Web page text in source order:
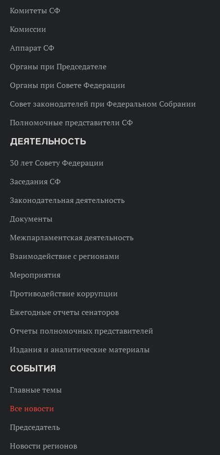
Комитеты СФ
Комиссии
Аппарат СФ
Органы при Председателе
Органы при Совете Федерации
Совет законодателей при Федеральном Собрании
Полномочные представители СФ
ДЕЯТЕЛЬНОСТЬ
30 лет Совету Федерации
Заседания СФ
Законодательная деятельность
Документы
Межпарламентская деятельность
Взаимодействие с регионами
Мероприятия
Противодействие коррупции
Ежегодные отчеты сенаторов
Отчеты полномочных представителей
Издания и аналитические материалы
СОБЫТИЯ
Главные темы
Все новости
Председатель
Новости регионов